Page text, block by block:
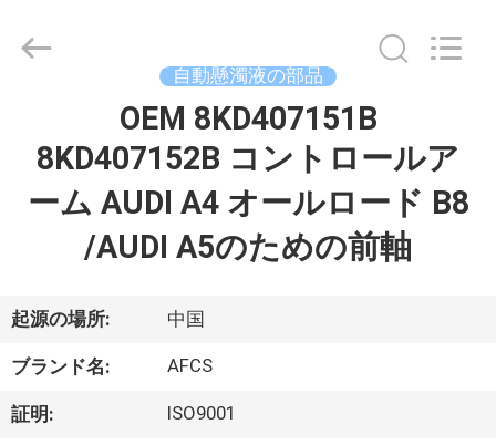
ム
品
動
2026
GUANGZHOU
自動懸濁液の部品
OEM 8KD407151B
8KD407152B コントロールア
ーム AUDI A4 オールロード B8
/AUDI A5のための前軸
起源の場所: 中国
ブランド名: AFCS
証明: ISO9001